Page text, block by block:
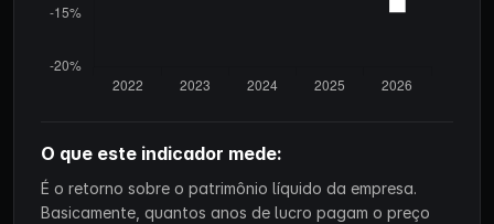
O que este indicador mede:
É o retorno sobre o patrimônio líquido da empresa.
Basicamente, quantos anos de lucro pagam o preço